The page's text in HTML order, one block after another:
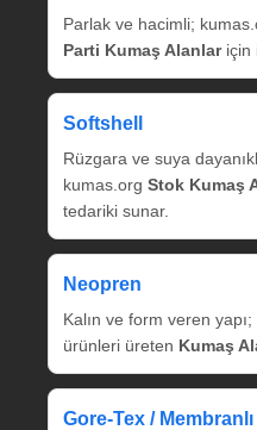
Parlak ve hacimli;
Parti Kumaş Alanlariçin
Softshell
Rüzgara ve suya
kumas.org Stok Kumaş
tedariki sunar.
Neopren
Kalın ve form veren
ürünleri üreten Kumaş
Gore‑Tex /